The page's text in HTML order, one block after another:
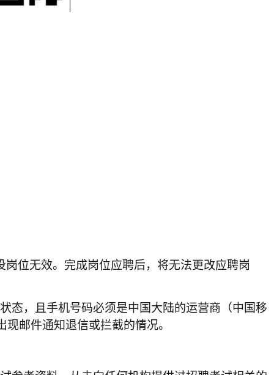
位无效。完成岗位应聘后，将无法更改应聘岗
态，且手机号码必须是中国大陆的运营商（中国移
邮件通知退信或拦截的情况。